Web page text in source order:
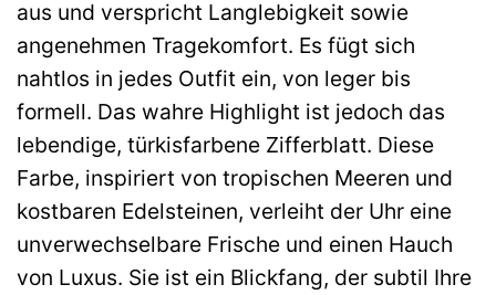
aus und verspricht Langlebigkeit sowie
angenehmen Tragekomfort. Es fügt sich
nahtlos in jedes Outfit ein, von leger bis
formell. Das wahre Highlight ist jedoch das
lebendige, türkisfarbene Zifferblatt. Diese
Farbe, inspiriert von tropischen Meeren und
kostbaren Edelsteinen, verleiht der Uhr eine
unverwechselbare Frische und einen Hauch
von Luxus. Sie ist ein Blickfang, der subtil Ihre